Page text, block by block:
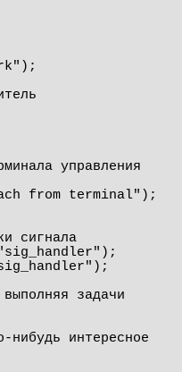
управления
сигнала
задачи